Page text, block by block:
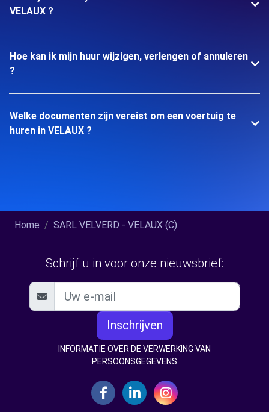
VELAUX ?
Hoe kan ik mijn huur wijzigen, verlengen of annuleren
?
Welke documenten zijn vereist om een voertuig te
huren in VELAUX ?
Home SARL VELVERD - VELAUX (C)
Schrijf u in voor onze nieuwsbrief:
Inschrijven
INFORMATIE OVER DE VERWERKING VAN
PERSOONSGEGEVENS